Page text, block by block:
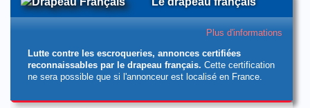
Plus d'informations
Lutte contre les escroqueries, annonces certifiées
reconnaissables par le drapeau français. Cette certification
ne sera possible que si l'annonceur est localisé en France.